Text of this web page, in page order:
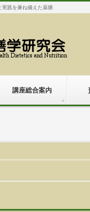
実践を兼ね備えた薬膳
講座総合案内